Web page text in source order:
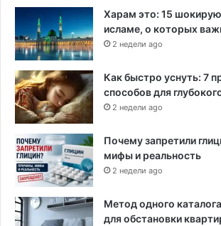
т
а
ф
о
в
Харам это: 15
исламе, о которых
2 недели ago
Как быстро уснуть: 7
способов для
2 недели ago
Почему запретили
мифы и реальность
2 недели ago
Метод одного
для обстановки